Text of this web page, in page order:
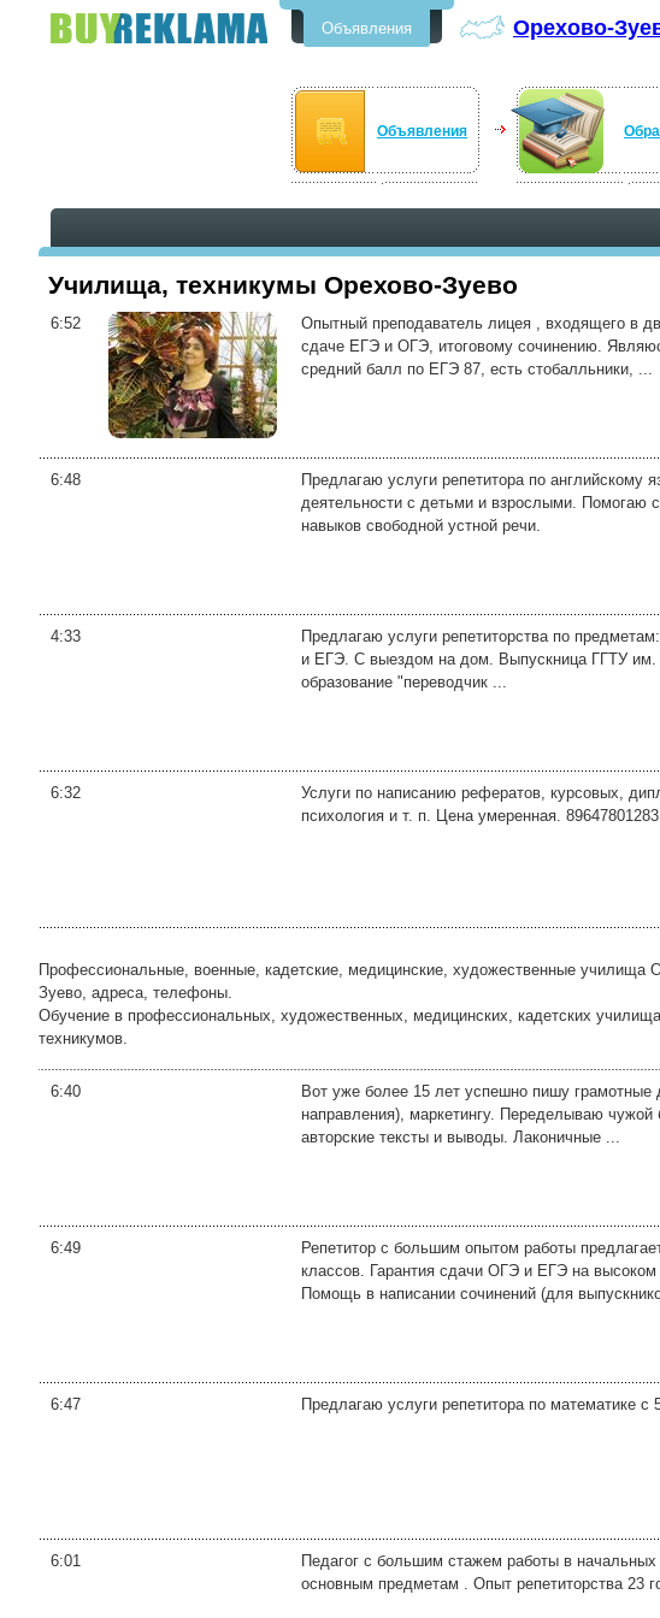
Объявления Орехово-
Объявления
Училища, техникумы Орехово-Зуево
6:52
Опытный преподаватель лицея , входящего в
сдаче ЕГЭ и ОГЭ, итоговому сочинению.
средний балл по ЕГЭ 87, есть стобалльники, ...
6:48
Предлагаю услуги репетитора по английскому
деятельности с детьми и взрослыми. Помогаю
навыков свободной устной речи.
4:33
Предлагаю услуги репетиторства по
и ЕГЭ. С выездом на дом. Выпускница ГГТУ
образование "переводчик ...
6:32
Услуги по написанию рефератов, курсовых,
психология и т. п. Цена умеренная. 89647801283
Профессиональные, военные, кадетские, медицинские, художественные
Зуево, адреса, телефоны.
Обучение в профессиональных, художественных, медицинских, кадетских
техникумов.
6:40
Вот уже более 15 лет успешно пишу
направления), маркетингу. Переделываю чужой
авторские тексты и выводы. Лаконичные ...
6:49
Репетитор с большим опытом работы
классов. Гарантия сдачи ОГЭ и ЕГЭ на
Помощь в написании сочинений (для
6:47 Предлагаю услуги репетитора по математике с
6:01
Педагог с большим стажем работы в
основным предметам . Опыт репетиторства 23